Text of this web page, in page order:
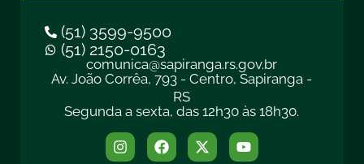
(51) 3599-9500
(51) 2150-0163
comunica@sapiranga.rs.gov.br
Av. João Corrêa, 793 - Centro, Sapiranga -
RS
Segunda a sexta, das 12h30 às 18h30.